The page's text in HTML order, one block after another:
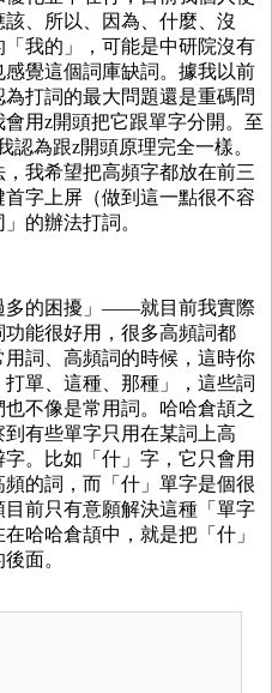
、所以、因為、什麼、沒
我的」，可能是中研院沒有
覺這個詞庫缺詞。據我以前
打詞的最大問題還是重碼問
用z開頭把它跟單字分開。至
為跟z開頭原理完全一樣。
我希望把高頻字都放在前三
字上屏（做到這一點很不容
的辦法打詞。
多的困擾」——就目前我實際
能很好用，很多高頻詞都
詞、高頻詞的時候，這時你
單、這種、那種」，這些詞
不像是常用詞。哈哈倉頡之
有些單字只用在某詞上高
。比如「什」字，它只會用
的詞，而「什」單字是個很
前只有意願解決這種「單字
哈哈倉頡中，就是把「什」
面。